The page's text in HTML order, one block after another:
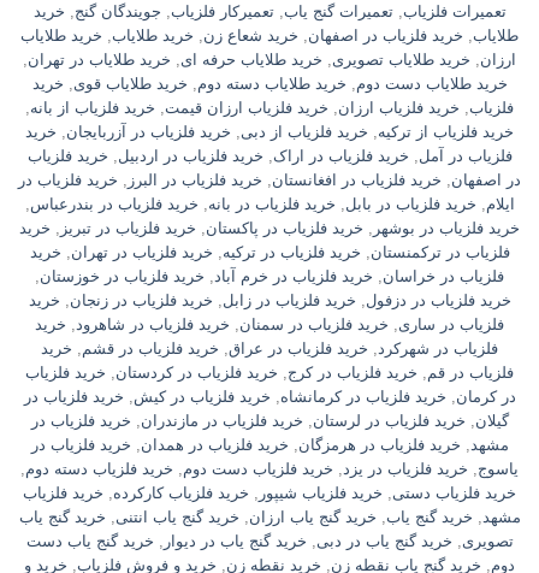
تعمیرات فلزیاب,تعمیرات گنج یاب,تعمیرکار فلزیاب, جویندگان گنج, خريد
طلاياب, خريد فلزياب در اصفهان, خرید شعاع زن, خرید طلایاب, خرید طلایاب
ارزان, خرید طلایاب تصویری, خرید طلایاب حرفه ای, خرید طلایاب در تهران,
خرید طلایاب دست دوم, خرید طلایاب دسته دوم, خرید طلایاب قوی, خرید
فلزیاب, خرید فلزیاب ارزان, خرید فلزیاب ارزان قیمت, خرید فلزیاب از بانه,
خرید فلزیاب از ترکیه, خرید فلزیاب از دبی, خرید فلزیاب در آزربایجان, خرید
فلزیاب در آمل, خرید فلزیاب در اراک, خرید فلزیاب در اردبیل, خرید فلزیاب
در اصفهان, خرید فلزیاب در افغانستان, خرید فلزیاب در البرز , خرید فلزیاب در
ایلام, خرید فلزیاب در بابل, خرید فلزیاب در بانه, خرید فلزیاب در بندرعباس,
خرید فلزیاب در بوشهر , خرید فلزیاب در پاکستان, خرید فلزیاب در تبریز , خرید
فلزیاب در ترکمنستان, خرید فلزیاب در ترکیه, خرید فلزیاب در تهران, خرید
فلزیاب در خراسان, خرید فلزیاب در خرم آباد, خرید فلزیاب در خوزستان,
خرید فلزیاب در دزفول, خرید فلزیاب در زابل, خرید فلزیاب در زنجان, خرید
فلزیاب در ساری, خرید فلزیاب در سمنان, خرید فلزیاب در شاهرود, خرید
فلزیاب در شهرکرد, خرید فلزیاب در عراق, خرید فلزیاب در قشم, خرید
فلزیاب در قم, خرید فلزیاب در کرج, خرید فلزیاب در کردستان, خرید فلزیاب
در کرمان, خرید فلزیاب در کرمانشاه, خرید فلزیاب در کیش, خرید فلزیاب در
گیلان, خرید فلزیاب در لرستان, خرید فلزیاب در مازندران, خرید فلزیاب در
مشهد, خرید فلزیاب در هرمزگان, خرید فلزیاب در همدان, خرید فلزیاب در
یاسوج, خرید فلزیاب در یزد, خرید فلزیاب دست دوم, خرید فلزیاب دسته دوم,
خرید فلزیاب دستی, خرید فلزیاب شیپور , خرید فلزیاب کارکرده, خرید فلزیاب
مشهد, خرید گنج یاب, خرید گنج یاب ارزان, خرید گنج یاب انتنی, خرید گنج یاب
تصویری, خرید گنج یاب در دبی, خرید گنج یاب در دیوار , خرید گنج یاب دست
دوم, خرید گنج یاب نقطه زن, خرید نقطه زن, خرید و فروش فلزیاب, خرید و